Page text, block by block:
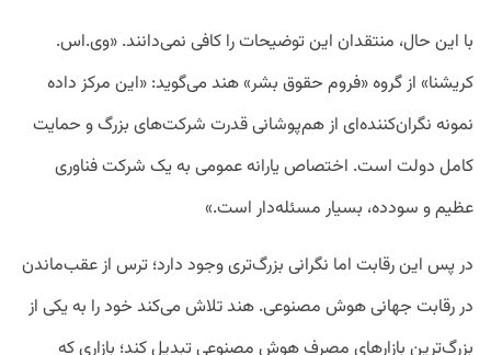
با این حال، منتقدان این توضیحات را کافی نمی‌دانند. «وی.اس.
کریشنا» از گروه «فروم حقوق بشر» هند می‌گوید: «این مرکز داده
نمونه نگران‌کننده‌ای از هم‌پوشانی قدرت شرکت‌های بزرگ و حمایت
کامل دولت است. اختصاص یارانه عمومی به یک شرکت فناوری
عظیم و سودده، بسیار مسئله‌دار است.»
در پس این رقابت اما نگرانی بزرگ‌تری وجود دارد؛ ترس از عقب‌ماندن
در رقابت جهانی هوش مصنوعی. هند تلاش می‌کند خود را به یکی از
بزرگ‌ترین بازارهای مصرف هوش مصنوعی تبدیل کند؛ بازاری که